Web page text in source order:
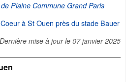
Plaine Commune Grand Paris
à St Ouen près du stade Bauer
Dernière mise à jour le 07 janvier 2025